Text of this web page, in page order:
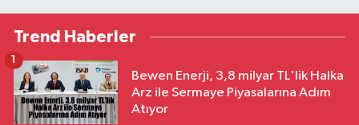
Trend Haberler
Bewen Enerji, 3,8 milyar TL'lik Halka
Arz ile Sermaye Piyasalarına Adım
Atıyor
1